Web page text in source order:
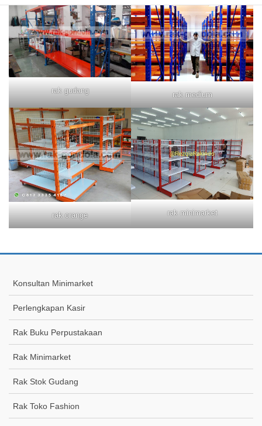
rak gudang rak medium
rak orange rak minimarket
Konsultan Minimarket
Perlengkapan Kasir
Rak Buku Perpustakaan
Rak Minimarket
Rak Stok Gudang
Rak Toko Fashion